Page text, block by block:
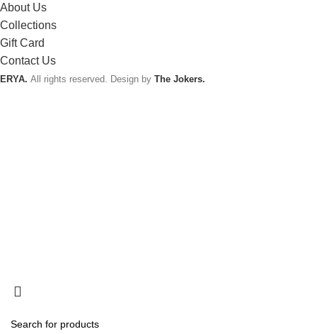
About Us
Collections
Gift Card
Contact Us
ERYA. All rights reserved. Design by The Jokers.